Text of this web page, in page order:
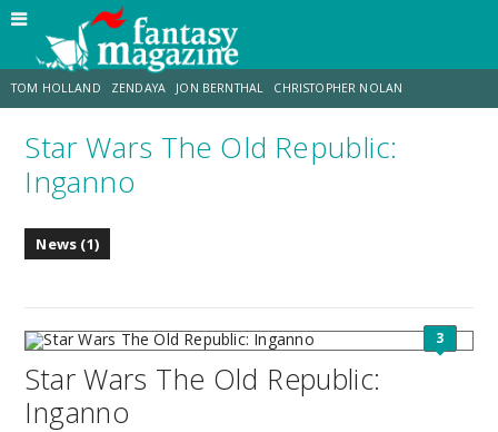
TOM HOLLAND ZENDAYA JON BERNTHAL CHRISTOPHER NOLAN
STRANIMONDI LUCCA COMICS & GAMES ODISSEA CHRIS MCKENNA
DESTIN DANIEL CRETTON
Star Wars The Old Republic:
Inganno
News (1)
3
Star Wars The Old Republic:
Inganno